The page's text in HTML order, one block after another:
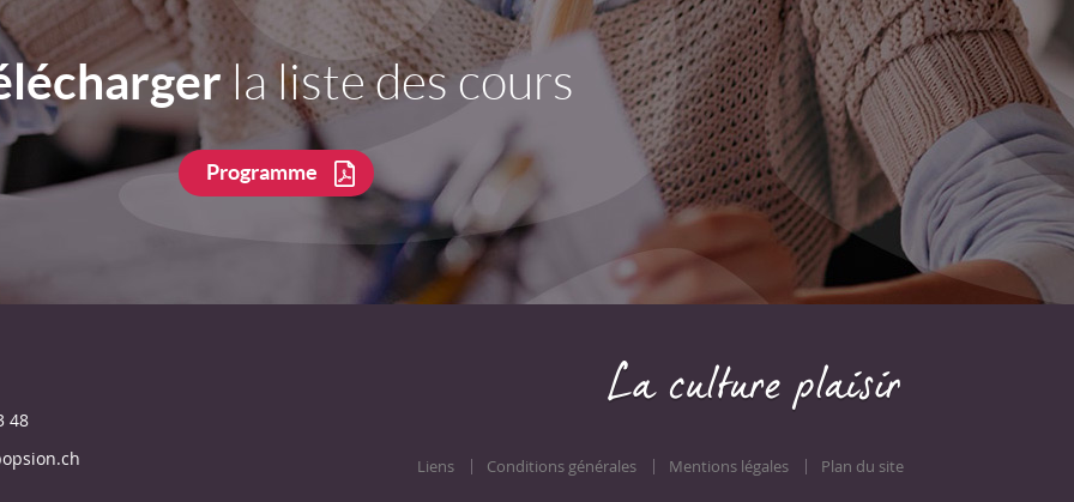
la liste des cours
Programme
48
Liens Conditions générales Mentions légales Plan du site